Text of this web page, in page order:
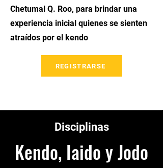
Chetumal Q. Roo, para brindar una
experiencia inicial quienes se sienten
atraídos por el kendo
REGISTRARSE
Disciplinas
Kendo, Iaido y Jodo